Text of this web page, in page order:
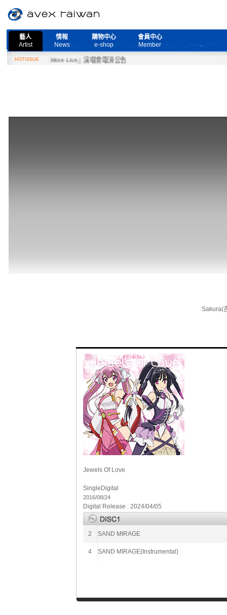
藝人
Artist
情報
News
購物中心
e-shop
會員中心
Member
HOTISSUE
Need More Live』演唱會取消公告
Sakura(
Jewels Of Love
Single Digital
2016/08/24
Digital Release : 2024/04/05
2 SAND MIRAGE
4 SAND MIRAGE(Instrumental)